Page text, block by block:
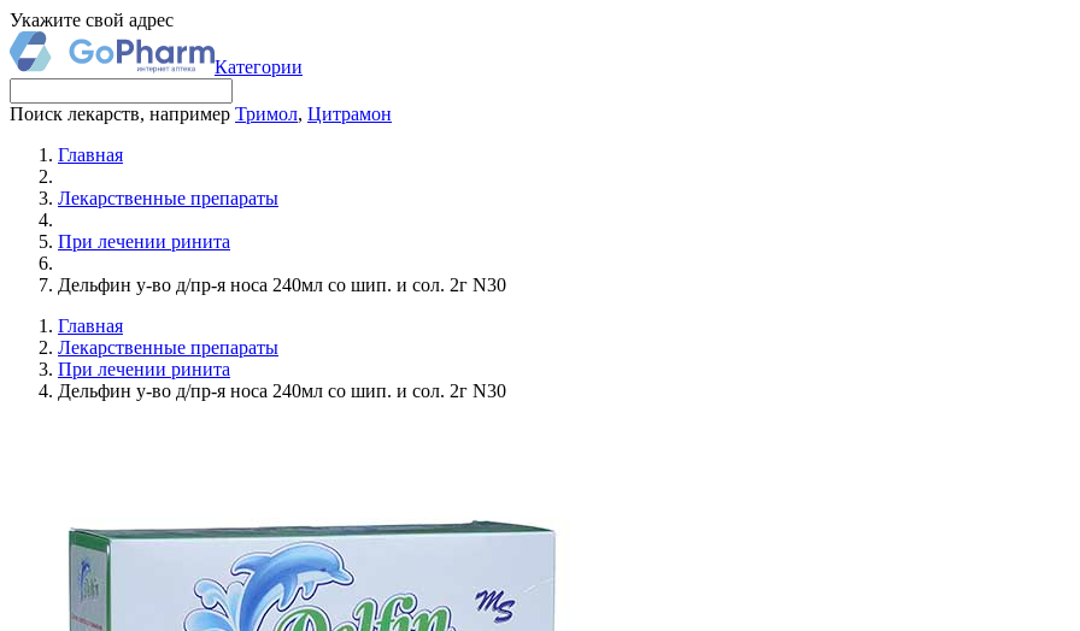
Укажите свой адрес
Категории
Поиск лекарств, например Тримол, Цитрамон
Главная
Лекарственные препараты
При лечении ринита
Дельфин у-во д/пр-я носа 240мл со шип. и сол. 2г N30
Главная
Лекарственные препараты
При лечении ринита
Дельфин у-во д/пр-я носа 240мл со шип. и сол. 2г N30